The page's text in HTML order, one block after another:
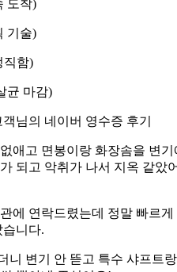
도착)
기술)
함)
마감)
님의 네이버 영수증 후기
애고 면봉이랑 화장솜을 변기
되고 악취가 나서 지옥 같았
에 연락드렸는데 정말 빠르게
니다.
니 변기 안 뜯고 특수 샤프트랑